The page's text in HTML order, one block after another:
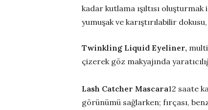
kadar kutlama ışıltısı
yumuşak ve karıştırılabilir
Twinkling Liquid Eyeliner,
çizerek göz makyajında
Lash Catcher Mascara12 saate
görünümü sağlarken; fırçası,